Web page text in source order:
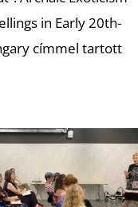
in Early 20th-
címmel tartott